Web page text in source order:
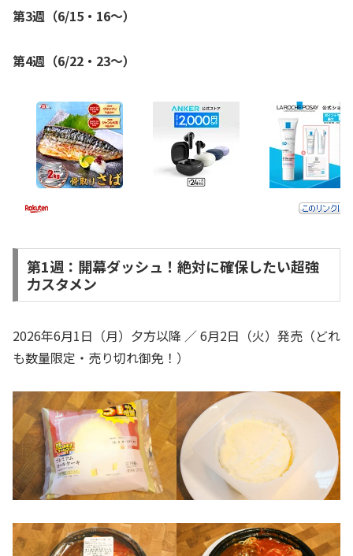
第3週（6/15・16〜）
第4週（6/22・23〜）
第1週：開幕ダッシュ！絶対に確保したい超強
力スタメン
2026年6月1日（月）夕方以降 ／ 6月2日（火）発売（どれ
も数量限定・売り切れ御免！）